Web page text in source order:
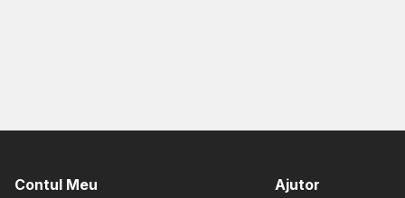
Contul Meu Ajutor